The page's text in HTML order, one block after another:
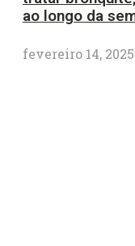
ao longo da
fevereiro 14, 2025